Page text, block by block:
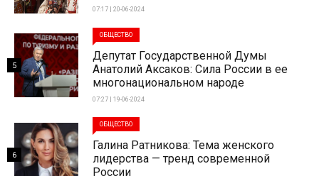
07:17 | 20-06-2024
ОБЩЕСТВО
Депутат Государственной Думы
Анатолий Аксаков: Сила России в ее
многонациональном народе
07:27 | 19-06-2024
5
ОБЩЕСТВО
Галина Ратникова: Тема женского
лидерства — тренд современной
России
6